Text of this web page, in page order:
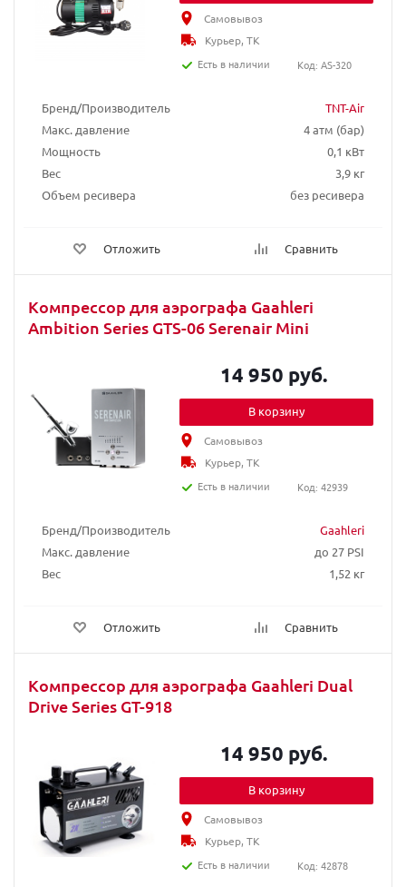
Бренд/Производитель
TNT-Air
Макс. давление
4 атм (бар)
Мощность
0,1 кВт
Вес
3,9 кг
Объем ресивера
без ресивера
Отложить Сравнить
Самовывоз
Курьер, ТК
Есть в наличии
Код: AS-320
Компрессор для аэрографа Gaahleri
Ambition Series GTS-06 Serenair Mini
Бренд/Производитель
Gaahleri
Макс. давление
до 27 PSI
Вес
1,52 кг
Отложить Сравнить
14 950 руб.
В корзину
Самовывоз
Курьер, ТК
Есть в наличии
Код: 42939
Компрессор для аэрографа Gaahleri Dual
Drive Series GT-918
14 950 руб.
В корзину
Самовывоз
Курьер, ТК
Есть в наличии
Код: 42878